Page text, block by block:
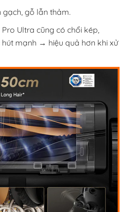
gỗ lẫn thảm.
Ultra cũng có chổi kép,
hút mạnh → hiệu quả hơn khi xử